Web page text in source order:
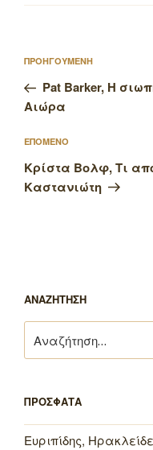
άρθρων
Προηγούμενο
άρθρο
ΠΡΟΗΓΟΥΜΕΝΗ
Pat Barker, Η
Αιώρα
Επόμενο
άρθρο
ΕΠΟΜΕΝΟ
Κρίστα Βολφ, Τι
Καστανιώτη
ΑΝΑΖΗΤΗΣΗ
για:
ΠΡΟΣΦΑΤΑ
Ευριπίδης,